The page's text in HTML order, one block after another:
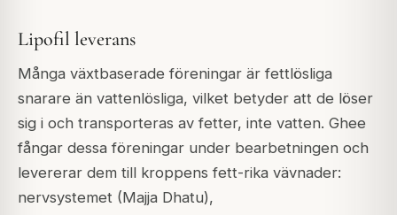
Lipofil leverans
Många växtbaserade föreningar är fettlösliga
snarare än vattenlösliga, vilket betyder att de löser
sig i och transporteras av fetter, inte vatten. Ghee
fångar dessa föreningar under bearbetningen och
levererar dem till kroppens fett-rika vävnader:
nervsystemet (Majja Dhatu),